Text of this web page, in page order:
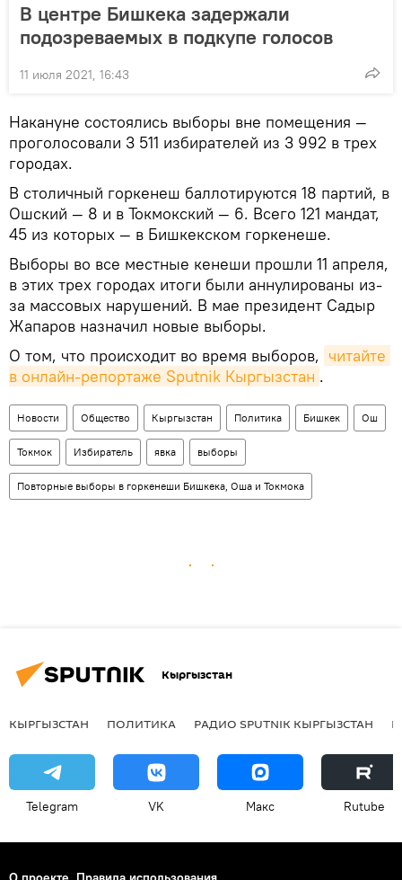
В центре Бишкека задержали
подозреваемых в подкупе голосов
11 июля 2021, 16:43
Накануне состоялись выборы вне помещения —
проголосовали 3 511 избирателей из 3 992 в трех
городах.
В столичный горкенеш баллотируются 18 партий, в
Ошский — 8 и в Токмокский — 6. Всего 121 мандат,
45 из которых — в Бишкекском горкенеше.
Выборы во все местные кенеши прошли 11 апреля,
в этих трех городах итоги были аннулированы из-
за массовых нарушений. В мае президент Садыр
Жапаров назначил новые выборы.
О том, что происходит во время выборов, читайте
в онлайн-репортаже Sputnik Кыргызстан .
Новости Общество Кыргызстан Политика Бишкек Ош
Токмок Избиратель явка выборы
Повторные выборы в горкенеши Бишкека, Оша и Токмока
Кыргызстан
КЫРГЫЗСТАН ПОЛИТИКА РАДИО SPUTNIK КЫРГЫЗСТАН
Telegram VK Макс Rutube